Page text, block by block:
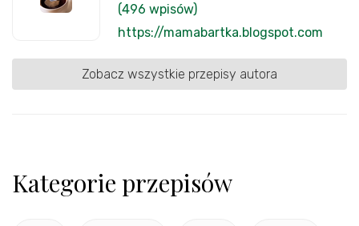
(496 wpisów)
https://mamabartka.blogspot.com
Zobacz wszystkie przepisy autora
Kategorie przepisów